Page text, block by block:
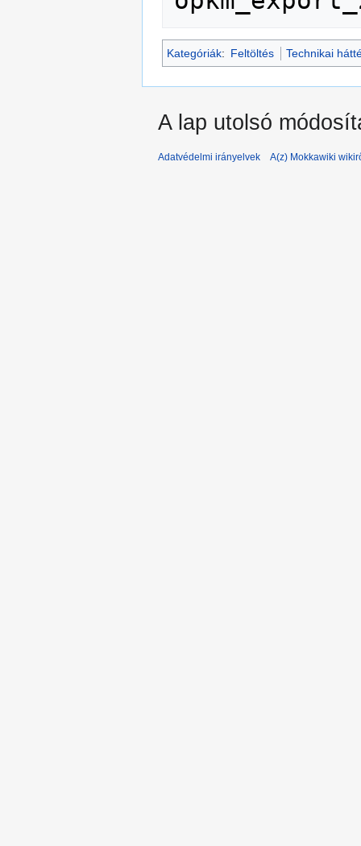
Kategóriák: Feltöltés Technikai
A lap utolsó
Adatvédelmi irányelvek A(z) Mokkawiki